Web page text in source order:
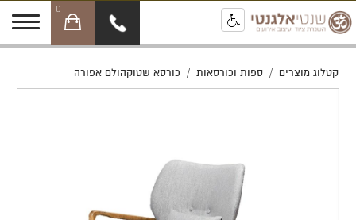
0
קטלוג מוצרים / ספות וכורסאות / כורסא שטוקהולם אפורה